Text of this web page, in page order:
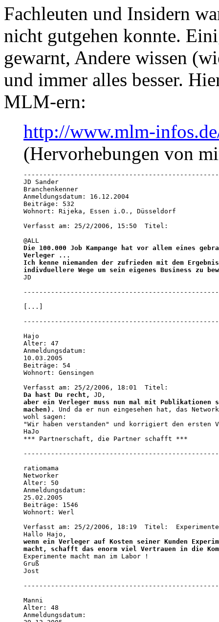
Fachleuten und Insidern
nicht gutgehen konnte.
gewarnt, Andere wissen
und immer alles besser.
MLM-ern:
http://www.mlm-
(Hervorhebungen von
JD Sander
Branchenkenner
Anmeldungsdatum: 16.12.2004
Beiträge: 532
Wohnort: Rijeka, Essen i.O., Düsseldorf
Verfasst am: 25/2/2006, 15:50  Titel:
Die 100.000 Job Kampange hat vor allem eines
Verleger ...
Ich kenne niemanden der zufrieden mit dem
indivduellere Wege um sein eigenes Business zu
JD
[...]
Hajo
Alter: 47
Anmeldungsdatum:
10.03.2005
Beiträge: 54
Wohnort: Gensingen
Da hast Du recht,
aber ein Verleger muss nun mal mit Publikationen
machen).
Und da er nun eingesehen hat, das
wohl sagen:
"Wir haben verstanden" und korrigiert den ersten
HaJo
*** Partnerschaft, die Partner schafft ***
ratiomama
Networker
Alter: 50
Anmeldungsdatum:
25.02.2005
Beiträge: 1546
Wohnort: Werl
Verfasst am: 25/2/2006, 18:19  Titel:  Experimente
wenn ein Verleger auf Kosten seiner Kunden
macht, schafft das enorm viel Vertrauen in die
Experimente macht man im Labor !
Gruß
Jost
Manni
Alter: 48
Anmeldungsdatum: